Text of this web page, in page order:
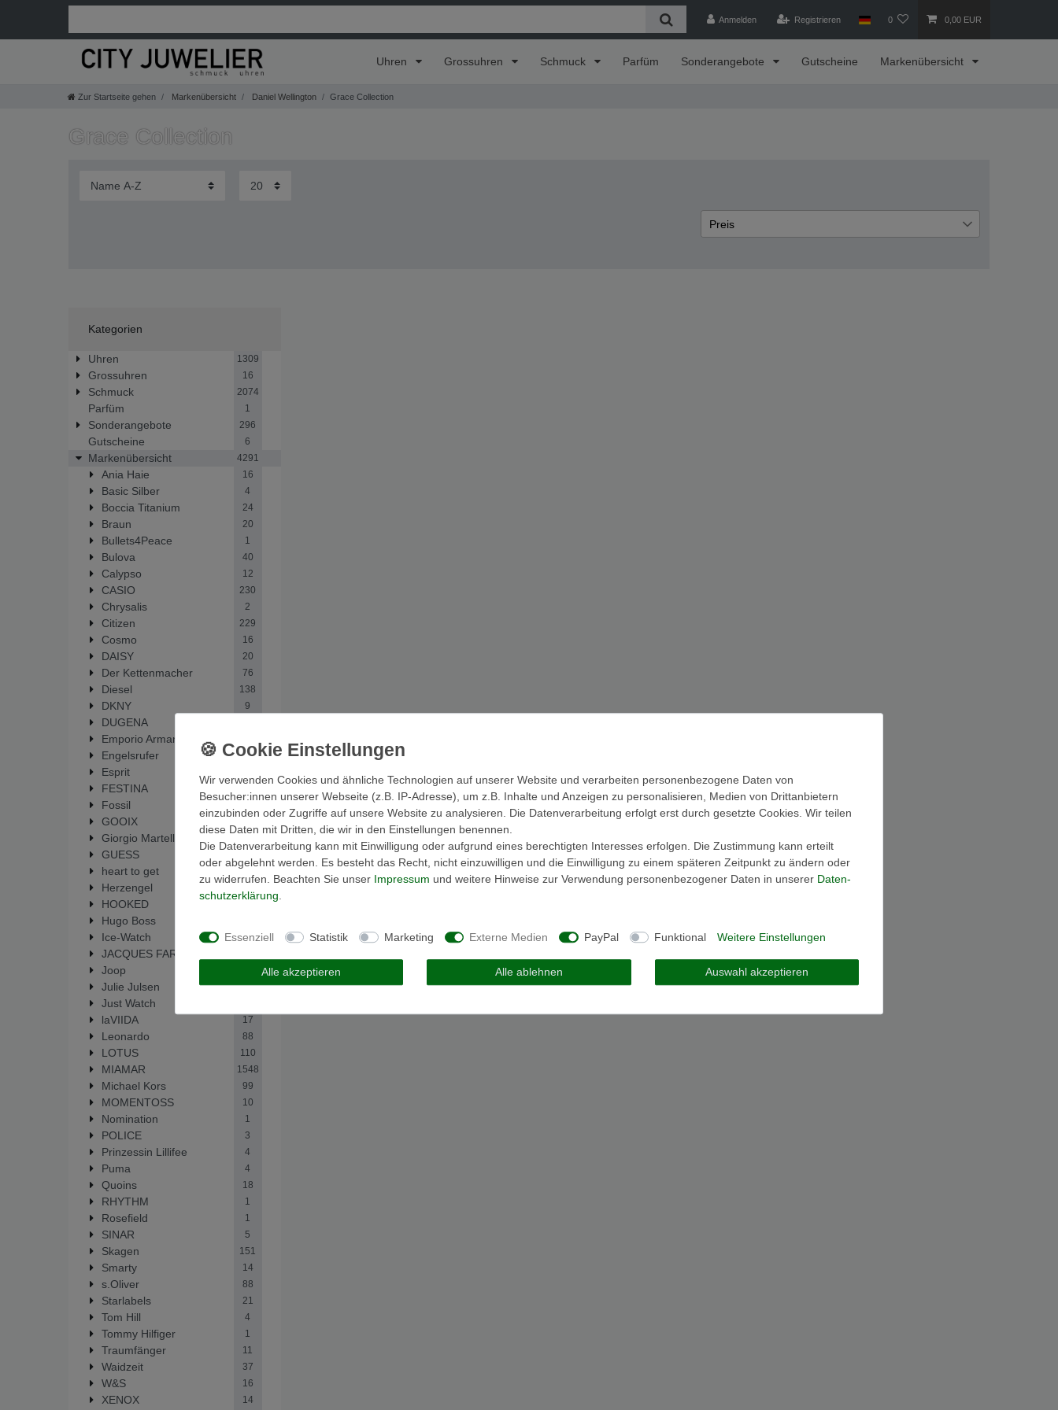
Anmelden Registrieren 0 0,00 EUR
Uhren Grossuhren Schmuck Parfüm Sonderangebote Gutscheine Markenübersicht
Zur Startseite gehen Markenübersicht Daniel Wellington Grace Collection
Grace Collection
Preis
Kategorien
Uhren 1309
Grossuhren 16
Schmuck 2074
Parfüm 1
Sonderangebote 296
Gutscheine 6
Markenübersicht 4291
Ania Haie 16
Basic Silber 4
Boccia Titanium 24
Braun 20
Bullets4Peace 1
Bulova 40
Calypso 12
CASIO 230
Chrysalis 2
Citizen 229
Cosmo 16
DAISY 20
Der Kettenmacher 76
Diesel 138
DKNY 9
DUGENA
Emporio Armani
Engelsrufer 14
Esprit
FESTINA
Fossil
GOOIX
Giorgio Martello
GUESS
heart to get 19
Herzengel
HOOKED
Hugo Boss
Ice-Watch 1
JACQUES FAREL
Joop
Julie Julsen 137
Just Watch
laVIIDA 17
Leonardo 88
LOTUS 110
MIAMAR 1548
Michael Kors 99
MOMENTOSS 10
Nomination 1
POLICE 3
Prinzessin Lillifee 4
Puma 4
Quoins 18
RHYTHM 1
Rosefield 1
SINAR 5
Skagen 151
Smarty 14
s.Oliver 88
Starlabels 21
Tom Hill 4
Tommy Hilfiger 1
Traumfänger 11
Waidzeit 37
W&S 16
XENOX 14
Wir verwenden Cookies und ähnliche Technologien auf unserer Website und verarbeiten personenbezogene Daten von
Besucher:innen unserer Webseite (z.B. IP-Adresse), um z.B. Inhalte und Anzeigen zu personalisieren, Medien von Drittanbietern
einzubinden oder Zugriffe auf unsere Website zu analysieren. Die Datenverarbeitung erfolgt erst durch gesetzte Cookies. Wir teilen
diese Daten mit Dritten, die wir in den Einstellungen benennen.
Die Datenverarbeitung kann mit Einwilligung oder aufgrund eines berechtigten Interesses erfolgen. Die Zustimmung kann erteilt
oder abgelehnt werden. Es besteht das Recht, nicht einzuwilligen und die Einwilligung zu einem späteren Zeitpunkt zu ändern oder
zu widerrufen. Beachten Sie unser Impressum und weitere Hinweise zur Verwendung personenbezogener Daten in unserer Daten­
schutz­erklärung.
Essenziell Statistik Marketing Externe Medien PayPal Funktional Weitere Einstellungen
Alle akzeptieren Alle ablehnen Auswahl akzeptieren